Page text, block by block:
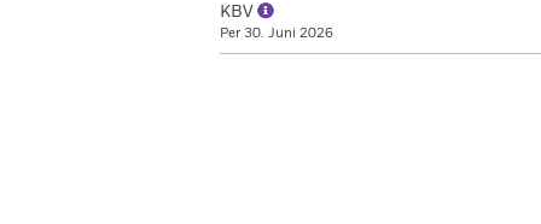
KBV
Per 30. Juni 2026